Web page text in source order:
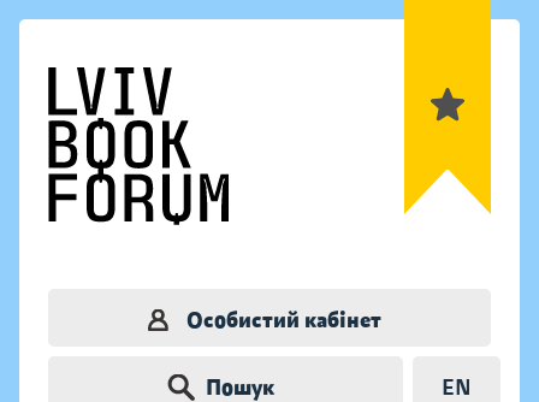
Особистий кабінет
Пошук EN